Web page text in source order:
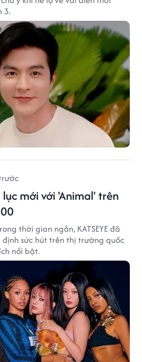
3.
lục mới với 'Animal' trên
thời gian ngắn, KATSEYE đã
định sức hút trên thị trường quốc
nổi bật.